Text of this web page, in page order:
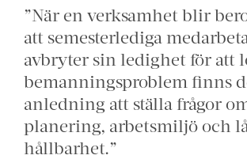
”När en verksamhet blir
att semesterlediga
avbryter sin ledighet för att
bemanningsproblem finns
anledning att ställa frågor
planering, arbetsmiljö och
hållbarhet.”